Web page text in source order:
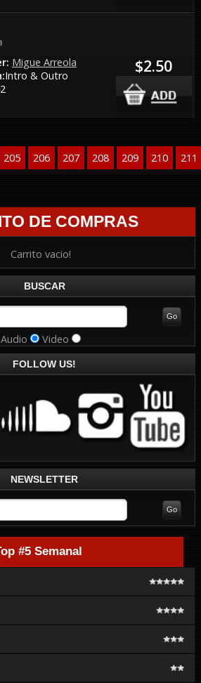
Migue Arreola
Intro & Outro
$2.50
205 206 207 208 209 210 211
DE COMPRAS
Carrito vacio!
BUSCAR
Audio Video
FOLLOW US!
NEWSLETTER
#5 Semanal